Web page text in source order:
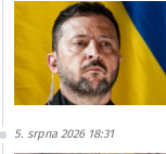
5. srpna 2026 18:31